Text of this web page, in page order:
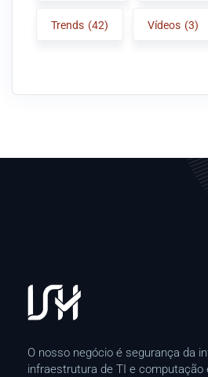
Trends (42) Vídeos (3)
O nosso negócio é segurança da
infraestrutura de TI e computação